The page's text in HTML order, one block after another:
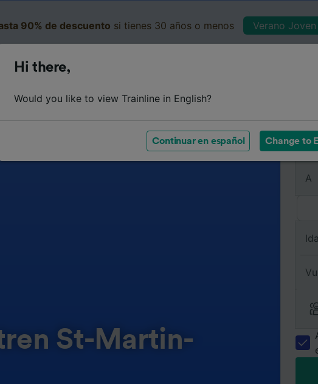
90% de descuento si tienes 30 años o menos Verano
St-Martin-
De
A
Hi there,
Would you like to view Trainline in English?
Continuar en español Change to